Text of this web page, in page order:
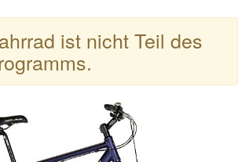
ist nicht Teil des